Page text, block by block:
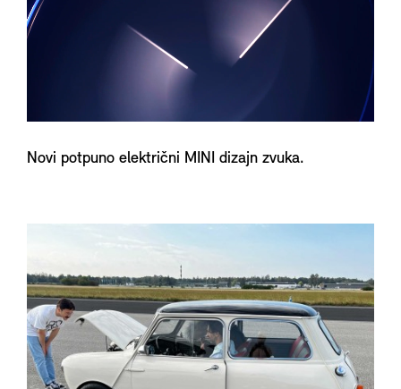
Novi potpuno električni MINI dizajn zvuka.